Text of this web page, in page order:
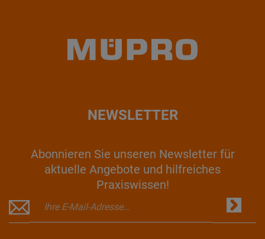
NEWSLETTER
Abonnieren Sie unseren Newsletter für
aktuelle Angebote und hilfreiches
Praxiswissen!